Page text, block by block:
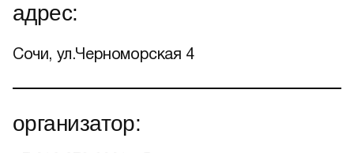
адрес:
Сочи, ул.Черноморская 4
организатор: